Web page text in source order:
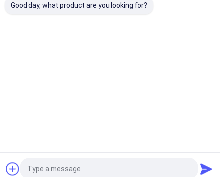
Qualité
2026 Wuxi Universal Steel Rope Co., Ltd. All Rights Reserved.
Good day, what product are you looking for?